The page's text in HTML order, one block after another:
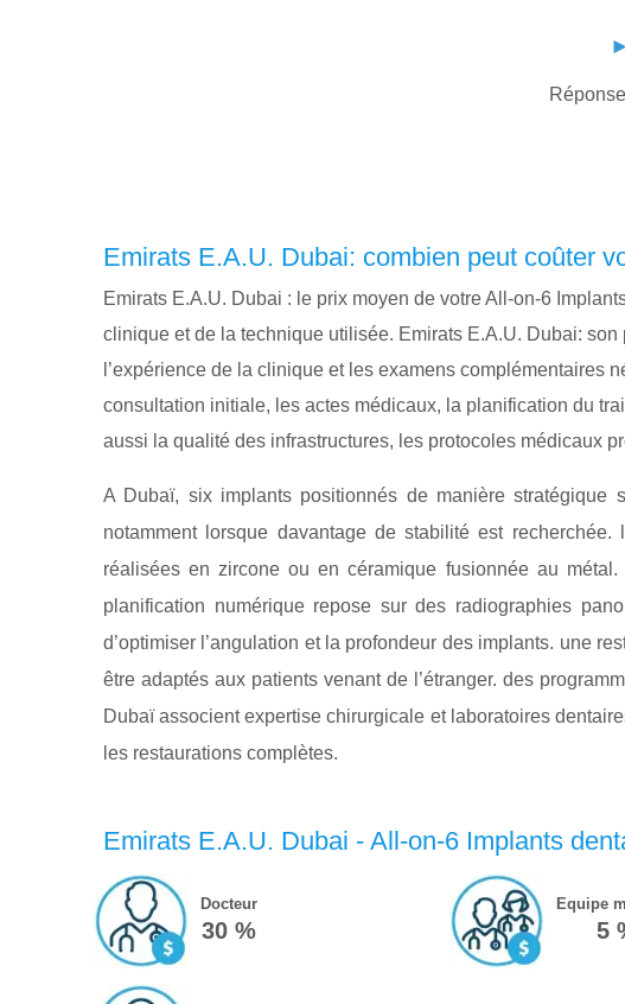
►
Emirats E.A.U. Dubai: combien peut coûter
Emirats E.A.U. Dubai : le prix moyen de votre All-on-6
clinique et de la technique utilisée. Emirats E.A.U. Dubai:
l’expérience de la clinique et les examens
consultation initiale, les actes médicaux, la planification du
aussi la qualité des infrastructures, les protocoles médicaux
A Dubaï, six implants positionnés de manière stratégique
notamment lorsque davantage de stabilité est
réalisées en zircone ou en céramique fusionnée au
planification numérique repose sur des radiographies
d’optimiser l’angulation et la profondeur des implants. une
être adaptés aux patients venant de l’étranger. des
Dubaï associent expertise chirurgicale et laboratoires
les restaurations complètes.
Emirats E.A.U. Dubai - All-on-6 Implants
Docteur
30 %
Equipe
5